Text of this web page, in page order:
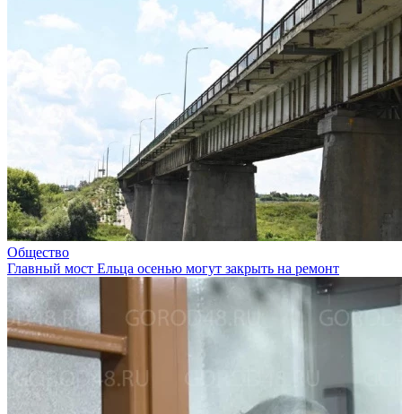
Общество
Главный мост Ельца осенью могут закрыть на ремонт